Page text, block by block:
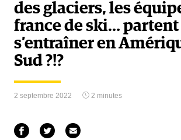
des glaciers, les
france de ski… partent
s’entraîner en
Sud ?!?
2 septembre 2022 2 minutes